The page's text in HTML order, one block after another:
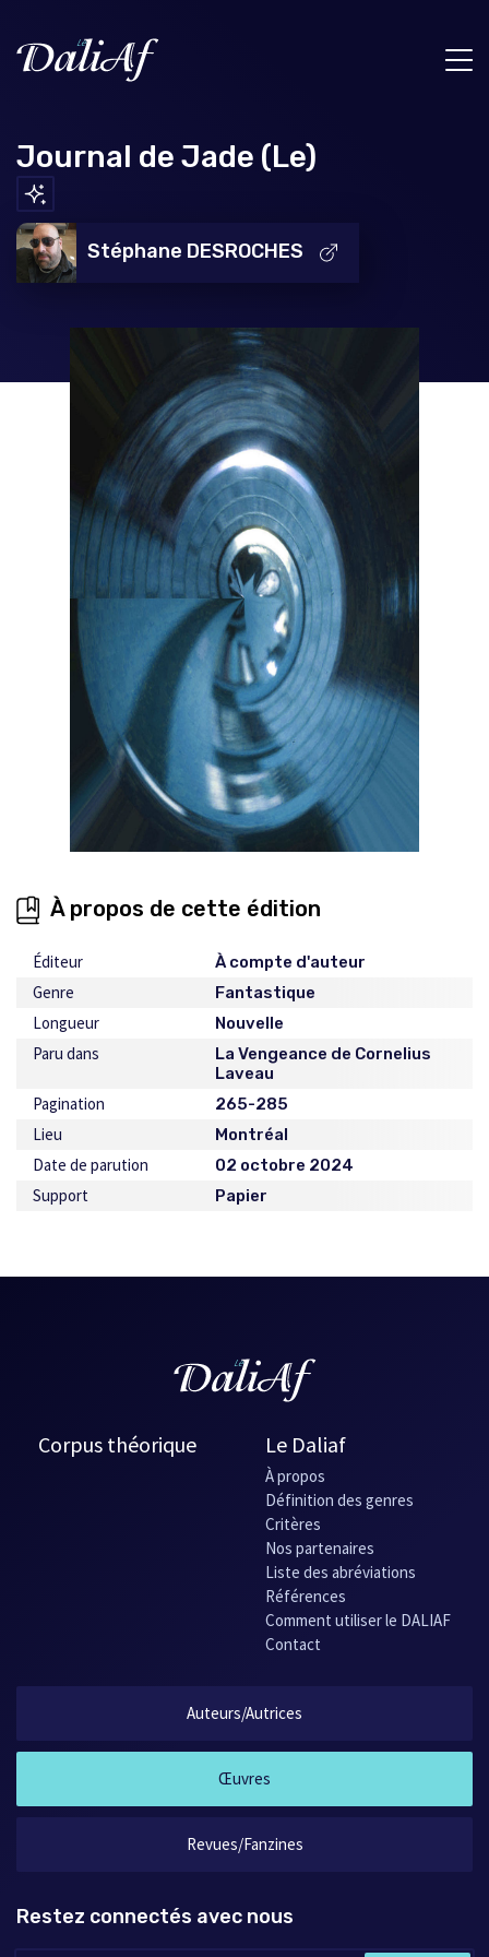
Journal de Jade (Le)
Stéphane DESROCHES
À propos de cette édition
Éditeur À compte d'auteur
Genre Fantastique
Longueur Nouvelle
Paru dans
La Vengeance de Cornelius
Laveau
Pagination 265-285
Lieu Montréal
Date de parution 02 octobre 2024
Support Papier
Corpus théorique Le Daliaf
À propos
Définition des genres
Critères
Nos partenaires
Liste des abréviations
Références
Comment utiliser le DALIAF
Contact
Auteurs/Autrices
Œuvres
Revues/Fanzines
Restez connectés avec nous